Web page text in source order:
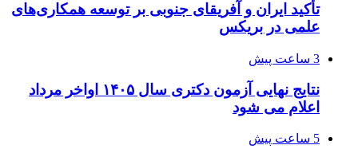
تأکید ایران و آفریقای جنوبی بر توسعه همکاری‌های
علمی در بریکس
3 ساعت پیش
نتایج نهایی آزمون دکتری سال ۱۴۰۵ اواخر مرداد
اعلام می شود
5 ساعت پیش